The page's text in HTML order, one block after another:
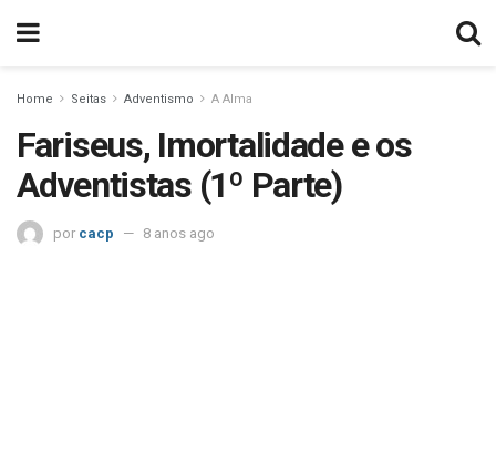
Home Seitas Adventismo A Alma
Fariseus, Imortalidade e os
Adventistas (1º Parte)
por cacp 8 anos ago